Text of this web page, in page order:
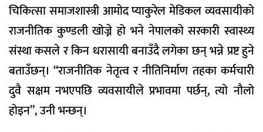
चिकित्सा समाजशास्त्री आमोद प्याकुरेल मेडिकल व्यवसायीको
राजनीतिक कुण्डली खोज्ने हो भने नेपालको सरकारी स्वास्थ्य
संस्था कसले र किन धरासायी बनाउँदै लगेका छन् भन्ने प्रष्ट हुने
बताउँछन्। “राजनीतिक नेतृत्व र नीतिनिर्माण तहका कर्मचारी
दुवै सक्षम नभएपछि व्यवसायीले प्रभावमा पर्छन्, त्यो नौलो
होइन”, उनी भन्छन्।